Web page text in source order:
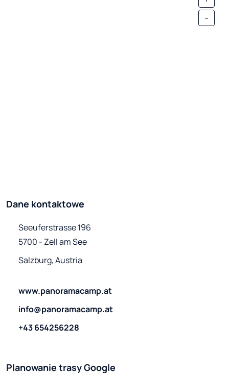
-
Dane kontaktowe
Seeuferstrasse 196
5700 - Zell am See
Salzburg, Austria
www.panoramacamp.at
info@panoramacamp.at
+43 654256228
Planowanie trasy Google